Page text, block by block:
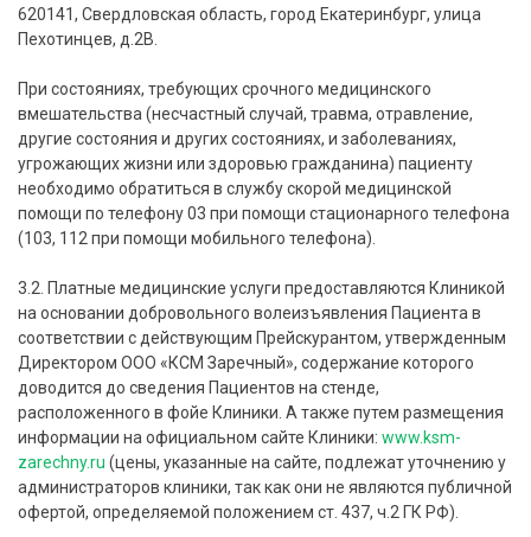
620141, Свердловская область, город Екатеринбург, улица
Пехотинцев, д.2В.
При состояниях, требующих срочного медицинского
вмешательства (несчастный случай, травма, отравление,
другие состояния и других состояниях, и заболеваниях,
угрожающих жизни или здоровью гражданина) пациенту
необходимо обратиться в службу скорой медицинской
помощи по телефону 03 при помощи стационарного телефона
(103, 112 при помощи мобильного телефона).
3.2. Платные медицинские услуги предоставляются Клиникой
на основании добровольного волеизъявления Пациента в
соответствии с действующим Прейскурантом, утвержденным
Директором ООО «КСМ Заречный», содержание которого
доводится до сведения Пациентов на стенде,
расположенного в фойе Клиники. А также путем размещения
информации на официальном сайте Клиники: www.ksm-
zarechny.ru (цены, указанные на сайте, подлежат уточнению у
администраторов клиники, так как они не являются публичной
офертой, определяемой положением ст. 437, ч.2 ГК РФ).